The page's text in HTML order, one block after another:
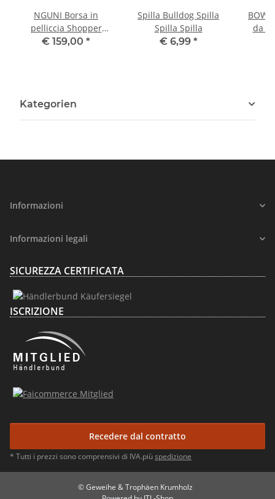
NGUNI Borsa in
pelliccia Shopper
Borsa per la spesa
€ 159,00 *
Spilla Bulldog Spilla
Spilla Spilla
€ 6,99 *
da
Kategorien
Informazioni
Informazioni legali
SICUREZZA CERTIFICATA
ISCRIZIONE
Recedere dal contratto
* Tutti i prezzi sono comprensivi di IVA.piùspedizione
© Geweihe & Trophäen Krumholz